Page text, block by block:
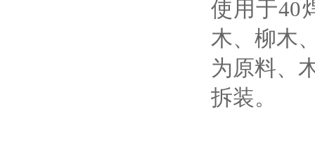
使用于40
木、柳木
为原料、
拆装。